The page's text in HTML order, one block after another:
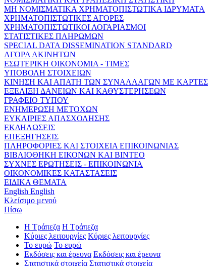
ΜΗ ΝΟΜΙΣΜΑΤΙΚΑ ΧΡΗΜΑΤΟΠΙΣΤΩΤΙΚΑ ΙΔΡΥΜΑΤΑ
ΧΡΗΜΑΤΟΠΙΣΤΩΤΙΚΕΣ ΑΓΟΡΕΣ
ΧΡΗΜΑΤΟΠΙΣΤΩΤΙΚΟΙ ΛΟΓΑΡΙΑΣΜΟΙ
ΣΤΑΤΙΣΤΙΚΕΣ ΠΛΗΡΩΜΩΝ
SPECIAL DATA DISSEMINATION STANDARD
ΑΓΟΡΑ ΑΚΙΝΗΤΩΝ
ΕΣΩΤΕΡΙΚΗ ΟΙΚΟΝΟΜΙΑ - ΤΙΜΕΣ
ΥΠΟΒΟΛΗ ΣΤΟΙΧΕΙΩΝ
ΚΙΝΗΣΗ ΚΑΙ ΑΠΑΤΗ ΤΩΝ ΣΥΝΑΛΛΑΓΩΝ ΜΕ ΚΑΡΤΕΣ
ΕΞΕΛΙΞΗ ΔΑΝΕΙΩΝ ΚΑΙ ΚΑΘΥΣΤΕΡΗΣΕΩΝ
ΓΡΑΦΕΙΟ ΤΥΠΟΥ
ΕΝΗΜΕΡΩΣΗ ΜΕΤΟΧΩΝ
ΕΥΚΑΙΡΙΕΣ ΑΠΑΣΧΟΛΗΣΗΣ
ΕΚΔΗΛΩΣΕΙΣ
ΕΠΕΞΗΓΗΣΕΙΣ
ΠΛΗΡΟΦΟΡΙΕΣ ΚΑΙ ΣΤΟΙΧΕΙΑ ΕΠΙΚΟΙΝΩΝΙΑΣ
ΒΙΒΛΙΟΘΗΚΗ ΕΙΚΟΝΩΝ ΚΑΙ ΒΙΝΤΕΟ
ΣΥΧΝΕΣ ΕΡΩΤΗΣΕΙΣ - ΕΠΙΚΟΙΝΩΝΙΑ
ΟΙΚΟΝΟΜΙΚΕΣ ΚΑΤΑΣΤΑΣΕΙΣ
ΕΙΔΙΚΑ ΘΕΜΑΤΑ
English English
Κλείσιμο μενού
Πίσω
Η Τράπεζα Η Τράπεζα
Κύριες λειτουργίες Κύριες λειτουργίες
Το ευρώ Το ευρώ
Εκδόσεις και έρευνα Εκδόσεις και έρευνα
Στατιστικά στοιχεία Στατιστικά στοιχεία